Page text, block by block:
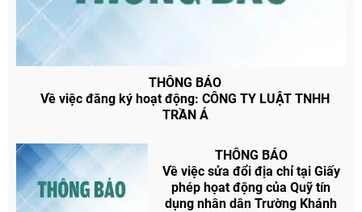
THÔNG BÁO
Về việc đăng ký hoạt động: CÔNG TY LUẬT TNHH
TRẦN Á
THÔNG BÁO
Về việc sửa đổi địa chỉ tại Giấy
phép họat động của Quỹ tín
dụng nhân dân Trường Khánh